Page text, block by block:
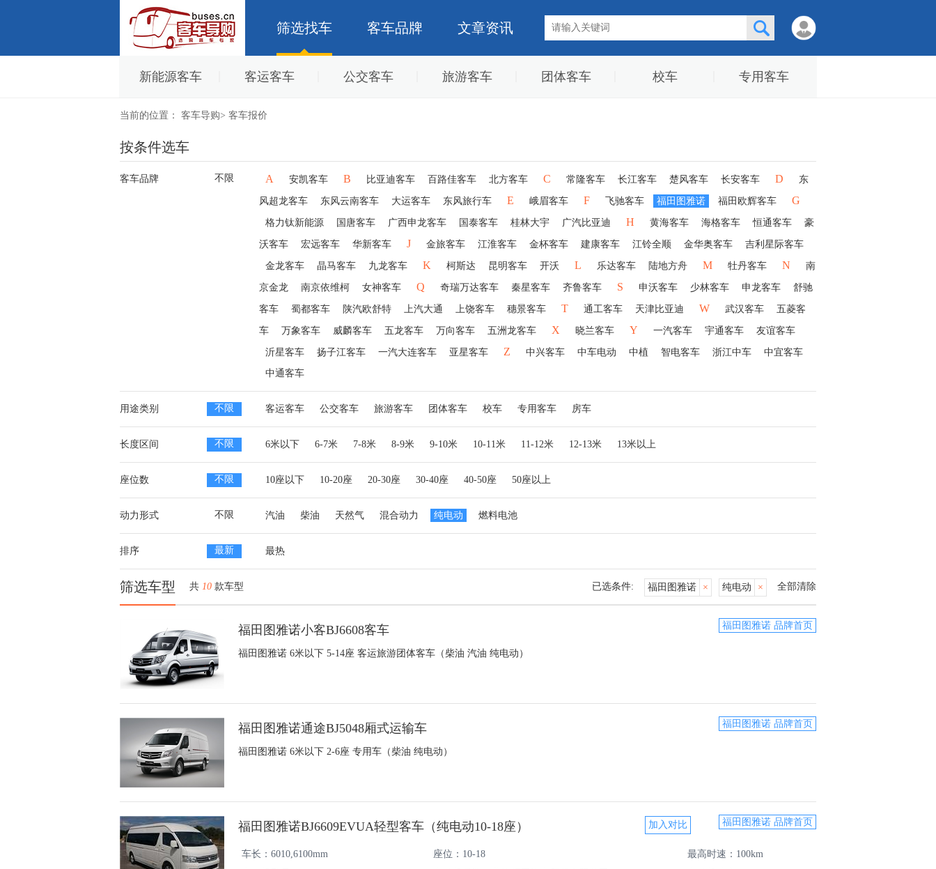
筛选找车 客车品牌 文章资讯
新能源客车 客运客车 公交客车 旅游客车 团体客车 校车 专用客车
当前的位置： 客车导购> 客车报价
按条件选车
客车品牌 不限 A 安凯客车 B 比亚迪客车 百路佳客车 北方客车 C 常隆客车 长江客车 楚风客车 长安客车 D 东
风超龙客车 东风云南客车 大运客车 东风旅行车 E 峨眉客车 F 飞驰客车 福田图雅诺 福田欧辉客车 G
格力钛新能源 国唐客车 广西申龙客车 国泰客车 桂林大宇 广汽比亚迪 H 黄海客车 海格客车 恒通客车 豪
沃客车 宏远客车 华新客车 J 金旅客车 江淮客车 金杯客车 建康客车 江铃全顺 金华奥客车 吉利星际客车
金龙客车 晶马客车 九龙客车 K 柯斯达 昆明客车 开沃 L 乐达客车 陆地方舟 M 牡丹客车 N 南
京金龙 南京依维柯 女神客车 Q 奇瑞万达客车 秦星客车 齐鲁客车 S 申沃客车 少林客车 申龙客车 舒驰
客车 蜀都客车 陕汽欧舒特 上汽大通 上饶客车 穗景客车 T 通工客车 天津比亚迪 W 武汉客车 五菱客
车 万象客车 威麟客车 五龙客车 万向客车 五洲龙客车 X 晓兰客车 Y 一汽客车 宇通客车 友谊客车
沂星客车 扬子江客车 一汽大连客车 亚星客车 Z 中兴客车 中车电动 中植 智电客车 浙江中车
中宜客车
中通客车
用途类别 不限 客运客车 公交客车 旅游客车 团体客车 校车 专用客车 房车
长度区间 不限 6米以下 6-7米 7-8米 8-9米 9-10米 10-11米 11-12米 12-13米 13米以上
座位数 不限 10座以下 10-20座 20-30座 30-40座 40-50座 50座以上
动力形式 不限 汽油 柴油 天然气 混合动力 纯电动 燃料电池
排序 最新 最热
筛选车型 共 10 款车型 全部清除
纯电动 ×
福田图雅诺 ×
已选条件:
福田图雅诺小客BJ6608客车
福田图雅诺 6米以下 5-14座 客运旅游团体客车（柴油 汽油 纯电动）
福田图雅诺 品牌首页
福田图雅诺通途BJ5048厢式运输车
福田图雅诺 6米以下 2-6座 专用车（柴油 纯电动）
福田图雅诺 品牌首页
福田图雅诺BJ6609EVUA轻型客车（纯电动10-18座）
车长：6010,6100mm 座位：10-18
最高时速：100km
福田图雅诺 品牌首页